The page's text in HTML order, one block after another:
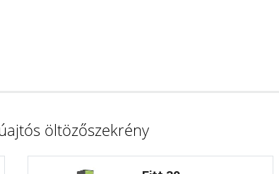
öltözőszekrény